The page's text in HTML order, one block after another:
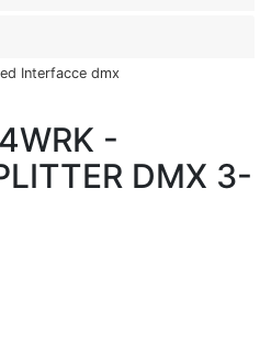
Interfacce dmx
-
DMX 3-